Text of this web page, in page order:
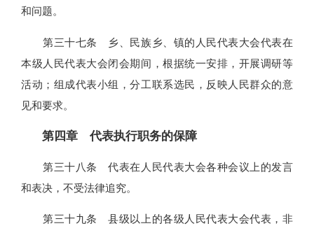
和问题。
第三十七条 乡、民族乡、镇的人民代表大会代表在
本级人民代表大会闭会期间，根据统一安排，开展调研等
活动；组成代表小组，分工联系选民，反映人民群众的意
见和要求。
第四章 代表执行职务的保障
第三十八条 代表在人民代表大会各种会议上的发言
和表决，不受法律追究。
第三十九条 县级以上的各级人民代表大会代表，非